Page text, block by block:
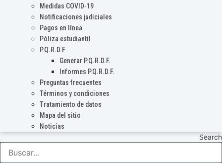
Medidas COVID-19
Notificaciones judiciales
Pagos en línea
Póliza estudiantil
P.Q.R.D.F
Generar P.Q.R.D.F.
Informes P.Q.R.D.F.
Preguntas frecuentes
Términos y condiciones
Tratamiento de datos
Mapa del sitio
Noticias
Search